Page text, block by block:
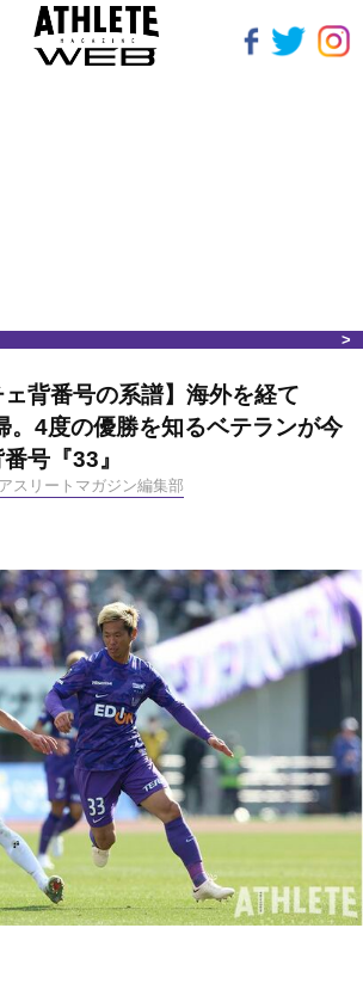
ェ背番号の系譜】海外を経て
。4度の優勝を知るベテランが今
号『33』
スリートマガジン編集部